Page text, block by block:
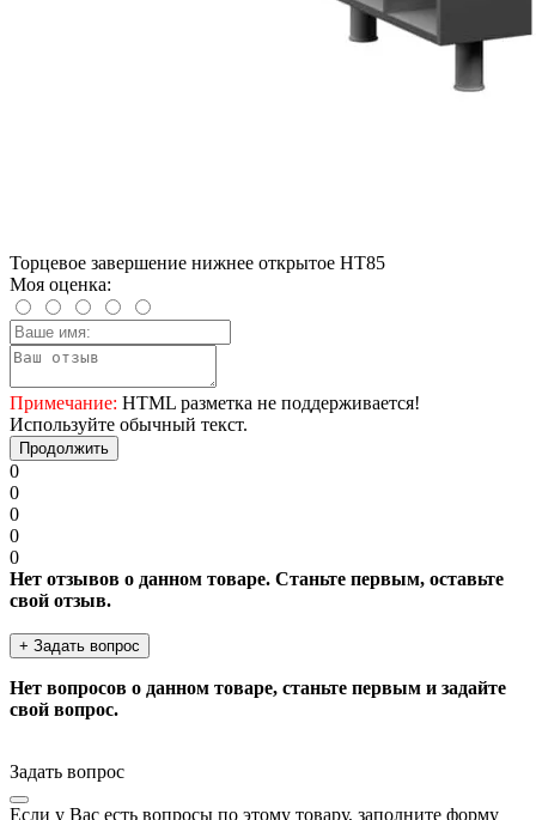
Торцевое завершение нижнее открытое НТ85
Моя оценка:
Примечание: HTML разметка не поддерживается!
Используйте обычный текст.
Продолжить
0
0
0
0
0
Нет отзывов о данном товаре. Станьте первым, оставьте
свой отзыв.
+ Задать вопрос
Нет вопросов о данном товаре, станьте первым и задайте
свой вопрос.
Задать вопрос
Если у Вас есть вопросы по этому товару, заполните форму